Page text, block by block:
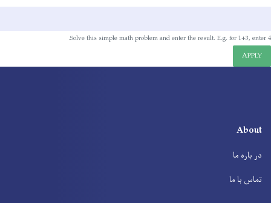
Solve this simple math problem and enter the result. E.g. for 1+3, enter 4.
APPLY
About
در باره ما
تماس با ما